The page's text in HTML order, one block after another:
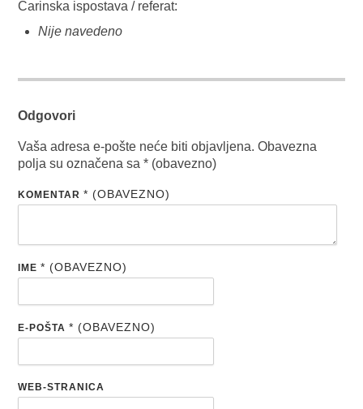
Carinska ispostava / referat:
Nije navedeno
Odgovori
Vaša adresa e-pošte neće biti objavljena. Obavezna
polja su označena sa* (obavezno)
KOMENTAR* (OBAVEZNO)
IME* (OBAVEZNO)
E-POŠTA* (OBAVEZNO)
WEB-STRANICA